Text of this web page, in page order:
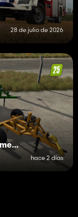
28 de julio de 2026
Adaptador universal para implementos
hace 2 días